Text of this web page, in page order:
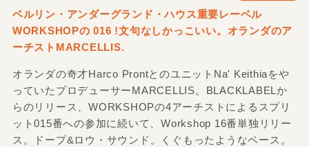
ベルリン・アンダーグランド・ハウス重要レーベル
WORKSHOPの 016 !文句なしかっこいい。オランダのア
ーチストMARCELLIS.
オランダの奇才Harco ProntとのユニットNa' Keithiaをや
っていたプロデューサーMARCELLIS。BLACKLABELか
らのリリース、WORKSHOPの4アーチストによるスプリ
ット015番への参加に続いて、Workshop 16番単独リリー
ス。ドープ&ロウ・サウンド。くぐもったようなベース。